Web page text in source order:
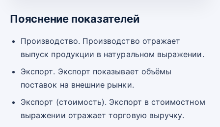
Пояснение показателей
Производство. Производство отражает
выпуск продукции в натуральном выражении.
Экспорт. Экспорт показывает объёмы
поставок на внешние рынки.
Экспорт (стоимость). Экспорт в стоимостном
выражении отражает торговую выручку.